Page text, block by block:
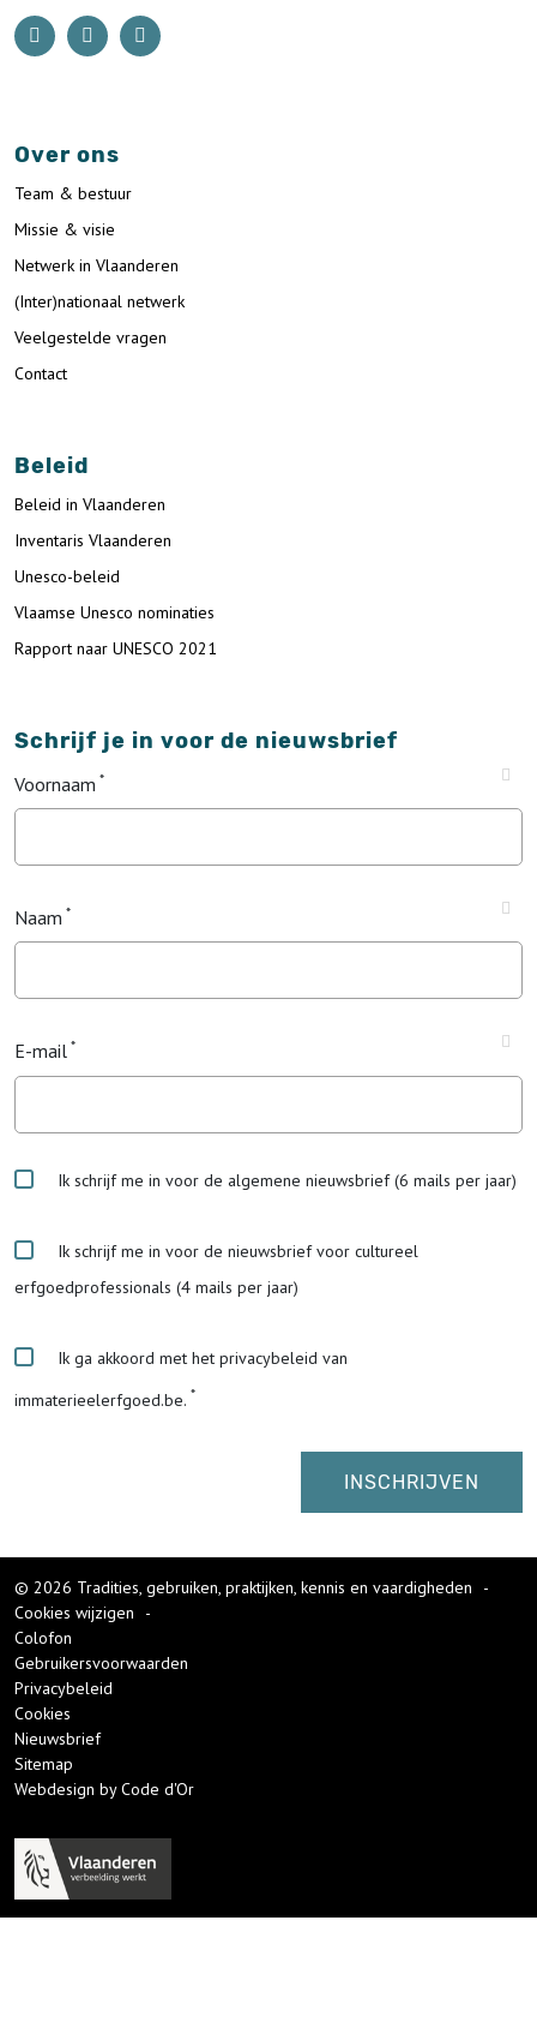
Over ons
Team & bestuur
Missie & visie
Netwerk in Vlaanderen
(Inter)nationaal netwerk
Veelgestelde vragen
Contact
Beleid
Beleid in Vlaanderen
Inventaris Vlaanderen
Unesco-beleid
Vlaamse Unesco nominaties
Rapport naar UNESCO 2021
Schrijf je in voor de nieuwsbrief
Voornaam
Naam
E-mail
Ik schrijf me in voor de algemene nieuwsbrief (6 mails per jaar)
Ik schrijf me in voor de nieuwsbrief voor cultureel
erfgoedprofessionals (4 mails per jaar)
Ik ga akkoord met het privacybeleid van
immaterieelerfgoed.be.
© 2026 Tradities, gebruiken, praktijken, kennis en vaardigheden
-
Cookies wijzigen
-
Colofon
Gebruikersvoorwaarden
Privacybeleid
Cookies
Nieuwsbrief
Sitemap
Webdesign by Code d'Or